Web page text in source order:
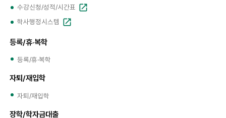
수강신청/성적/시간표
학사행정시스템
등록/휴·복학
등록/휴·복학
자퇴/재입학
자퇴/재입학
장학/학자금대출